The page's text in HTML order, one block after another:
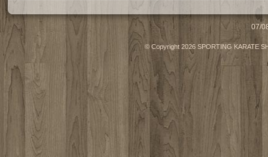
07/
© Copyright 2026 SPORTING KARATE